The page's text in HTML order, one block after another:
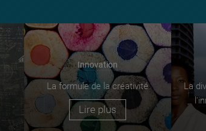
Innovation
La formule de la créativité
Lire plus
La